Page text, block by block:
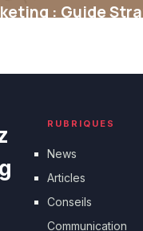
: Guide
RUBRIQUES
News
Articles
Conseils
Communication